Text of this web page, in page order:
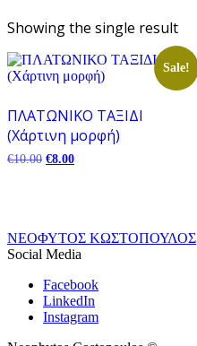
Showing the single result
Sale!
ΠΛΑΤΩΝΙΚΟ ΤΑΞΙΔΙ
(Χάρτινη μορφή)
€10.00 Original
€8.00Current
ΝΕΟΦΥΤΟΣ ΚΩΣΤΟΠΟΥΛΟΣ
Social Media
Facebook
LinkedIn
Instagram